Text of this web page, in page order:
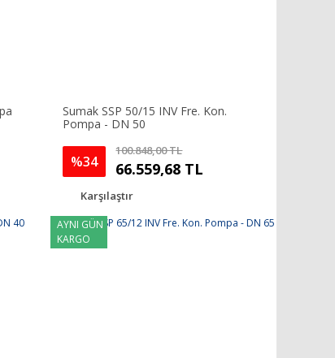
Sumak SSP 50/15 INV Fre. Kon.
Pompa - DN 50
%34
100.848,00 TL
66.559,68 TL
Karşılaştır
AYNI GÜN
KARGO